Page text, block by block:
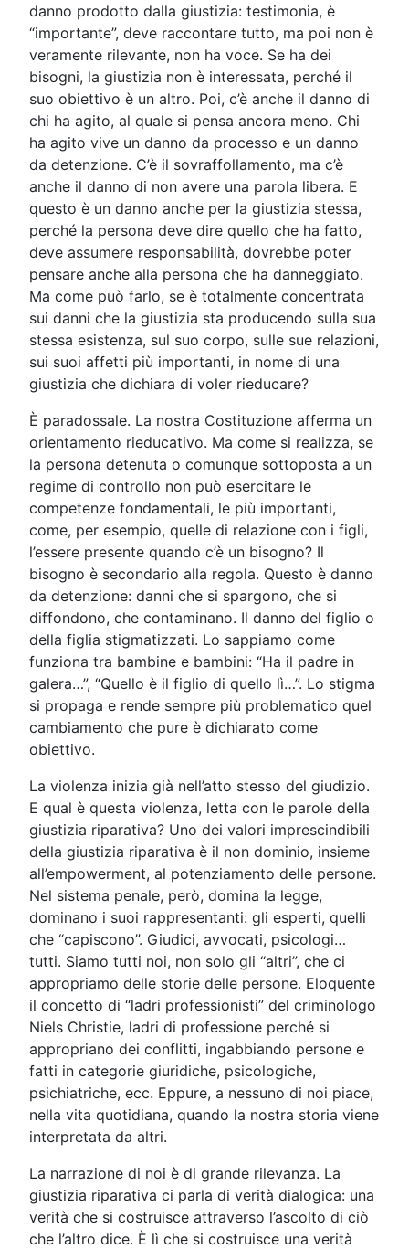
danno prodotto dalla giustizia: testimonia, è
“importante”, deve raccontare tutto, ma poi non è
veramente rilevante, non ha voce. Se ha dei
bisogni, la giustizia non è interessata, perché il
suo obiettivo è un altro. Poi, c’è anche il danno di
chi ha agito, al quale si pensa ancora meno. Chi
ha agito vive un danno da processo e un danno
da detenzione. C’è il sovraffollamento, ma c’è
anche il danno di non avere una parola libera. E
questo è un danno anche per la giustizia stessa,
perché la persona deve dire quello che ha fatto,
deve assumere responsabilità, dovrebbe poter
pensare anche alla persona che ha danneggiato.
Ma come può farlo, se è totalmente concentrata
sui danni che la giustizia sta producendo sulla sua
stessa esistenza, sul suo corpo, sulle sue relazioni,
sui suoi affetti più importanti, in nome di una
giustizia che dichiara di voler rieducare?
È paradossale. La nostra Costituzione afferma un
orientamento rieducativo. Ma come si realizza, se
la persona detenuta o comunque sottoposta a un
regime di controllo non può esercitare le
competenze fondamentali, le più importanti,
come, per esempio, quelle di relazione con i figli,
l’essere presente quando c’è un bisogno? Il
bisogno è secondario alla regola. Questo è danno
da detenzione: danni che si spargono, che si
diffondono, che contaminano. Il danno del figlio o
della figlia stigmatizzati. Lo sappiamo come
funziona tra bambine e bambini: “Ha il padre in
galera…”, “Quello è il figlio di quello lì…”. Lo stigma
si propaga e rende sempre più problematico quel
cambiamento che pure è dichiarato come
obiettivo.
La violenza inizia già nell’atto stesso del giudizio.
E qual è questa violenza, letta con le parole della
giustizia riparativa? Uno dei valori imprescindibili
della giustizia riparativa è il non dominio, insieme
all’empowerment, al potenziamento delle persone.
Nel sistema penale, però, domina la legge,
dominano i suoi rappresentanti: gli esperti, quelli
che “capiscono”. Giudici, avvocati, psicologi…
tutti. Siamo tutti noi, non solo gli “altri”, che ci
appropriamo delle storie delle persone. Eloquente
il concetto di “ladri professionisti” del criminologo
Niels Christie, ladri di professione perché si
appropriano dei conflitti, ingabbiando persone e
fatti in categorie giuridiche, psicologiche,
psichiatriche, ecc. Eppure, a nessuno di noi piace,
nella vita quotidiana, quando la nostra storia viene
interpretata da altri.
La narrazione di noi è di grande rilevanza. La
giustizia riparativa ci parla di verità dialogica: una
verità che si costruisce attraverso l’ascolto di ciò
che l’altro dice. È lì che si costruisce una verità